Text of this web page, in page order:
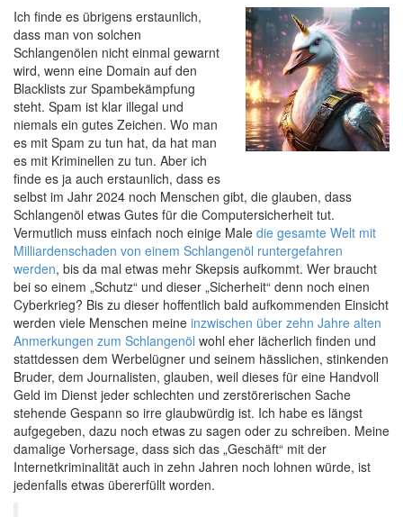
Ich finde es übrigens erstaunlich,
dass man von solchen
Schlangenölen nicht einmal gewarnt
wird, wenn eine Domain auf den
Blacklists zur Spambekämpfung
steht. Spam ist klar illegal und
niemals ein gutes Zeichen. Wo man
es mit Spam zu tun hat, da hat man
es mit Kriminellen zu tun. Aber ich
finde es ja auch erstaunlich, dass es
selbst im Jahr 2024 noch Menschen gibt, die glauben, dass
Schlangenöl etwas Gutes für die Computersicherheit tut.
Vermutlich muss einfach noch einige Male die gesamte Welt mit
Milliardenschaden von einem Schlangenöl runtergefahren
werden, bis da mal etwas mehr Skepsis aufkommt. Wer braucht
bei so einem „Schutz“ und dieser „Sicherheit“ denn noch einen
Cyberkrieg? Bis zu dieser hoffentlich bald aufkommenden Einsicht
werden viele Menschen meine inzwischen über zehn Jahre alten
Anmerkungen zum Schlangenöl wohl eher lächerlich finden und
stattdessen dem Werbelügner und seinem hässlichen, stinkenden
Bruder, dem Journalisten, glauben, weil dieses für eine Handvoll
Geld im Dienst jeder schlechten und zerstörerischen Sache
stehende Gespann so irre glaubwürdig ist. Ich habe es längst
aufgegeben, dazu noch etwas zu sagen oder zu schreiben. Meine
damalige Vorhersage, dass sich das „Geschäft“ mit der
Internetkriminalität auch in zehn Jahren noch lohnen würde, ist
jedenfalls etwas übererfüllt worden.